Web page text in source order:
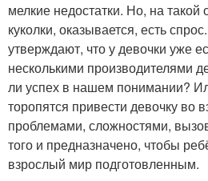
мелкие недостатки. Но, на такой
куколки, оказывается, есть
утверждают, что у девочки уже
несколькими производителями
ли успех в нашем понимании?
торопятся привести девочку во
проблемами, сложностями,
того и предназначено, чтобы
взрослый мир подготовленным.